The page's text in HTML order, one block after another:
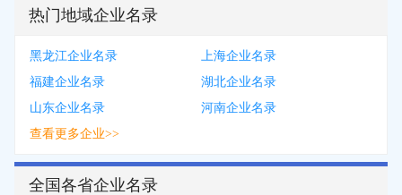
热门地域企业名录
黑龙江企业名录
上海企业名录
福建企业名录
湖北企业名录
山东企业名录
河南企业名录
查看更多企业>>
全国各省企业名录